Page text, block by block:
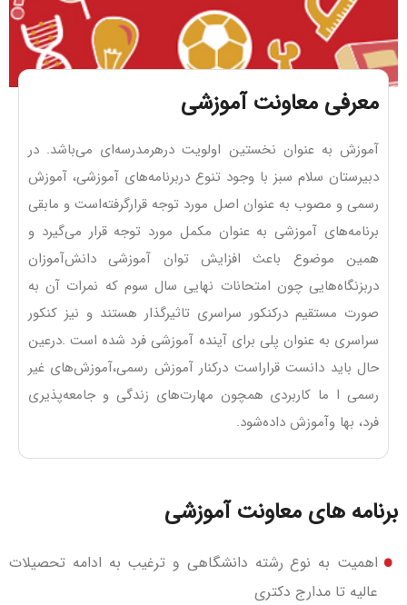
معرفی معاونت آموزشی
آموزش به عنوان نخستین اولویت درهرمدرسه‌ای می‌باشد. در
دبیرستان سلام سبز با وجود تنوع دربرنامه‌های آموزشی، آموزش
رسمی و مصوب به عنوان اصل مورد توجه قرارگرفته‌است و مابقی
برنامه‌های آموزشی به عنوان مکمل مورد توجه قرار می‌گیرد و
همین موضوع باعث افزایش توان آموزشی دانش‌آموزان
دربزنگاه‌هایی چون امتحانات نهایی سال سوم که نمرات آن به
صورت مستقیم درکنکور سراسری تاثیرگذار هستند و نیز کنکور
سراسری به عنوان پلی برای آینده آموزشی فرد شده است .درعین
حال باید دانست قراراست درکنار آموزش رسمی،آموزش‌های غیر
رسمی ا ما کاربردی همچون مهارت‌های زندگی و جامعه‌پذیری
فرد، بها وآموزش داده‌شود.
برنامه های معاونت آموزشی
اهميت به نوع رشته دانشگاهي و ترغيب به ادامه تحصيلات
عاليه تا مدارج دکتري